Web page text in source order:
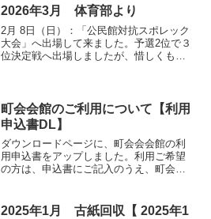
し、又吸い殻や他の物（スチ-ル缶、ペッ
トボトル）は入れないで下...
2026年3月 体育部より
2月 8日（日）：「公民館対抗スポレック
大会」へ出場して来ました。予選2位で３
位決定戦へ出場しましたが、惜しくも負
ーボール部員...
町会会館のご利用について【利用
申込書DL】
ダウンロードページに、町会会会館の利
用申込書をアップしました。利用ご希望
の方は、申込書にご記入のうえ、町会会
2025年1月 古紙回収【 2025年1